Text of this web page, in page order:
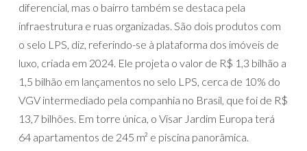
diferencial, mas o bairro também se destaca pela
infraestrutura e ruas organizadas. São dois produtos com
o selo LPS, diz, referindo-se à plataforma dos imóveis de
luxo, criada em 2024. Ele projeta o valor de R$ 1,3 bilhão a
1,5 bilhão em lançamentos no selo LPS, cerca de 10% do
VGV intermediado pela companhia no Brasil, que foi de R$
13,7 bilhões. Em torre única, o Visar Jardim Europa terá
64 apartamentos de 245 m² e piscina panorâmica.